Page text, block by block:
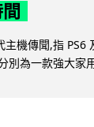
機傳聞,指 PS6
別為一款強大家